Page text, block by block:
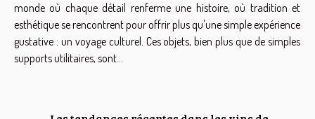
monde où chaque détail renferme une histoire, où tradition et
esthétique se rencontrent pour offrir plus qu'une simple expérience
gustative : un voyage culturel. Ces objets, bien plus que de simples
supports utilitaires, sont...